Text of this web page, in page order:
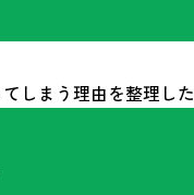
しまう理由を整理した